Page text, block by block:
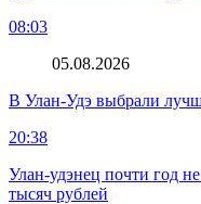
08:03
05.08.2026
В Улан-Удэ выбрали
20:38
Улан-удэнец почти год
тысяч рублей